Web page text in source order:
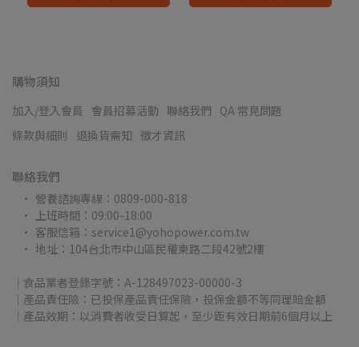
購物須知
加入/登入會員 會員招募活動 聯絡我們 QA 常見問題
條款與細則
退換貨需知 徵才資訊
聯絡我們
營養諮詢專線：0809-000-818
上班時間：09:00-18:00
客服信箱：service1@yohopower.com.tw
地址：104台北市中山區民權東路二段42號2樓
｜食品業者登錄字號：A-128497023-00000-3
｜產品責任險：已投保產品責任保險，投保金額不等同理賠金額
｜產品效期：以消費者收受日算起，至少距有效日期前6個月以上